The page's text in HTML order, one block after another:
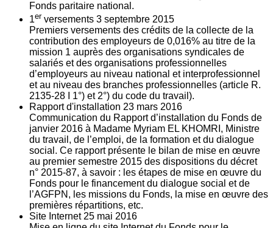
Fonds paritaire national.
1er versements 3 septembre 2015
Premiers versements des crédits de la collecte de la
contribution des employeurs de 0,016% au titre de la
mission 1 auprès des organisations syndicales de
salariés et des organisations professionnelles
d’employeurs au niveau national et interprofessionnel
et au niveau des branches professionnelles (article R.
2135‐28 I 1°) et 2°) du code du travail).
Rapport d'installation 23 mars 2016
Communication du Rapport d’installation du Fonds de
janvier 2016 à Madame Myriam EL KHOMRI, Ministre
du travail, de l’emploi, de la formation et du dialogue
social. Ce rapport présente le bilan de mise en œuvre
au premier semestre 2015 des dispositions du décret
n° 2015-87, à savoir : les étapes de mise en œuvre du
Fonds pour le financement du dialogue social et de
l’AGFPN, les missions du Fonds, la mise en œuvre des
premières répartitions, etc.
Site Internet 25 mai 2016